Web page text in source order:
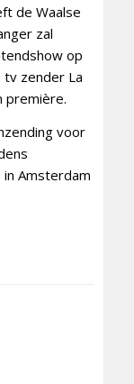
de Waalse
zal
op
tv zender La
première.
voor
in Amsterdam